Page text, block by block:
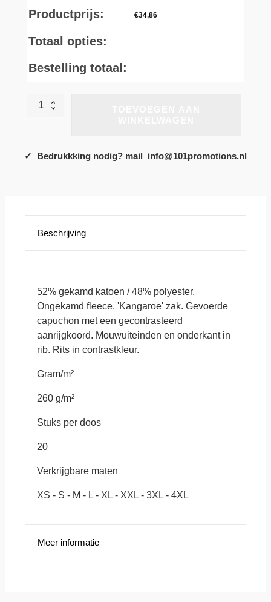
Productprijs: €34,86
Totaal opties:
Bestelling totaal:
Hooded
uit
✓ Bedrukkking nodig? mail info@101promotions.nl
Beschrijving
52% gekamd katoen / 48% polyester.
Ongekamd fleece. 'Kangaroe' zak. Gevoerde
capuchon met een gecontrasteerd
aanrijgkoord. Mouwuiteinden en onderkant in
rib. Rits in contrastkleur.
Gram/m²
260 g/m²
Stuks per doos
20
Verkrijgbare maten
XS - S - M - L - XL - XXL - 3XL - 4XL
Meer informatie